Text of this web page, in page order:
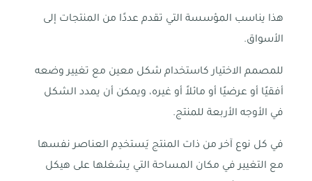
هذا يناسب المؤسسة التي تقدم عددًا من المنتجات إلى
الأسواق.
للمصمم الاختيار كاستخدام شكل معين مع تغيير وضعه
أفقيًا أو عرضيًا أو مائلاً أو غيره، ويمكن أن يمدد الشكل
في الأوجه الأربعة للمنتج.
في كل نوع آخر من ذات المنتج يَستخدِم العناصر نفسها
مع التغيير في مكان المساحة التي يشغلها على هيكل